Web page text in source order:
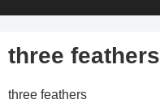
three feathers
three feathers